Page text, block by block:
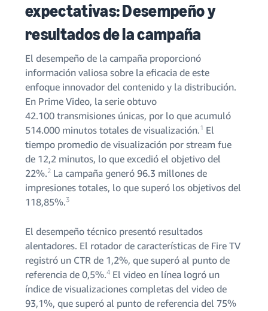
expectativas: Desempeño y
resultados de la campaña
El desempeño de la campaña proporcionó
información valiosa sobre la eficacia de este
enfoque innovador del contenido y la distribución.
En Prime Video, la serie obtuvo
42.100 transmisiones únicas, por lo que acumuló
514.000 minutos totales de visualización.1 El
tiempo promedio de visualización por stream fue
de 12,2 minutos, lo que excedió el objetivo del
22%.2 La campaña generó 96.3 millones de
impresiones totales, lo que superó los objetivos del
118,85%.3
El desempeño técnico presentó resultados
alentadores. El rotador de características de Fire TV
registró un CTR de 1,2%, que superó al punto de
referencia de 0,5%.4 El video en línea logró un
índice de visualizaciones completas del video de
93,1%, que superó al punto de referencia del 75%